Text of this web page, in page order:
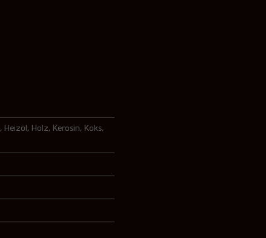
, Heizöl , Holz, Kerosin, Koks,